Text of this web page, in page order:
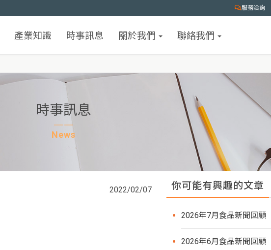
服務洽詢
產業知識 時事訊息 關於我們 聯絡我們
時事訊息
News
2022/02/07 你可能有興趣的文章
2026年7月食品新聞回顧
2026年6月食品新聞回顧